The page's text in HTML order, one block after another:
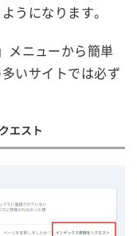
うになります。
メニューから簡単
いサイトでは必ず
エスト